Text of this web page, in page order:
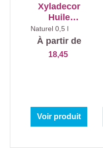
Xyladecor
Huile
Meubles de
Jardin -
Naturel 0,5 l
À partir de
18,45
Voir produit